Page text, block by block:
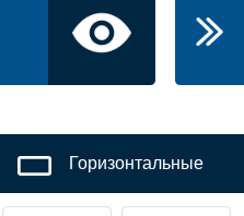
Горизонтальные